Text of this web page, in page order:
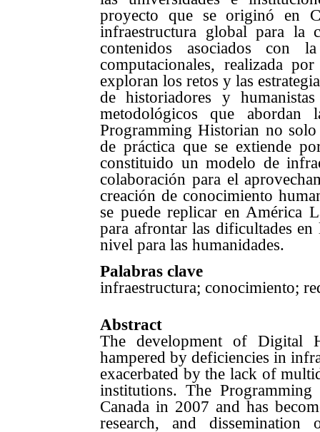
proyecto que se originó en
infraestructura global para la
contenidos asociados con
computacionales, realizada
exploran los retos y las
de historiadores y
metodológicos que abordan
Programming Historian no
de práctica que se extiende
constituido un modelo de
colaboración para el
creación de conocimiento
se puede replicar en América
para afrontar las dificultades
nivel para las humanidades.
Palabras clave
infraestructura; conocimiento;
Abstract
The development of Digital
hampered by deficiencies in
exacerbated by the lack of
institutions. The
Canada in 2007 and has
research, and